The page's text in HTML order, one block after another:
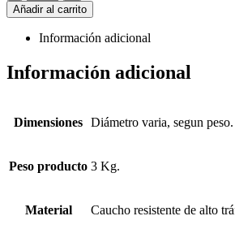
Añadir al carrito
Información adicional
Información adicional
Dimensiones Diámetro varia, segun peso.
Peso producto 3 Kg.
Material Caucho resistente de alto